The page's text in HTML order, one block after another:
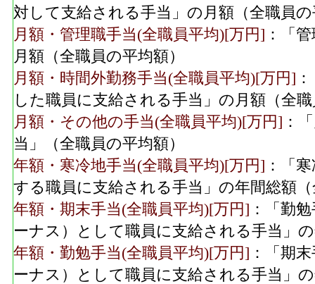
対して支給される手当」の月額（全職員
月額・管理職手当(全職員平均)[万円] ：「
月額（全職員の平均額）
月額・時間外勤務手当(全職員平均)[万円]
した職員に支給される手当」の月額（全
月額・その他の手当(全職員平均)[万円] ：
当」（全職員の平均額）
年額・寒冷地手当(全職員平均)[万円] ：「
する職員に支給される手当」の年間総額
年額・期末手当(全職員平均)[万円] ：「勤
ーナス）として職員に支給される手当」
年額・勤勉手当(全職員平均)[万円] ：「期
ーナス）として職員に支給される手当」